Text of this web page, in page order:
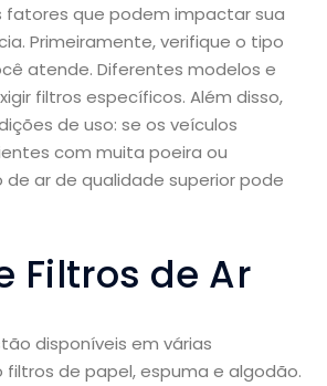
fatores que podem impactar sua
Primeiramente, verifique o tipo
atende. Diferentes modelos e
filtros específicos. Além disso,
de uso: se os veículos
com muita poeira ou
de ar de qualidade superior pode
Filtros de Ar
disponíveis em várias
de papel, espuma e algodão.